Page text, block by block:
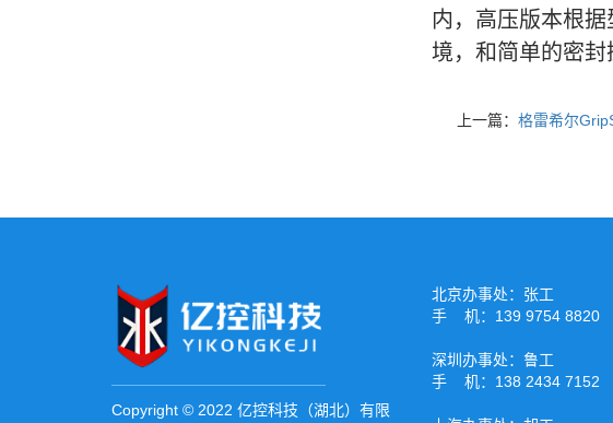
内，高压版本根
境，和简单的密封
上一篇： 格雷希尔
Copyright © 2022 亿控科技（湖北）有限
北京办事处：张工
手 机：139 9754 8820
深圳办事处：鲁工
手 机：138 2434 7152